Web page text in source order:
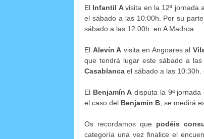
El Infantil Avisita en la 12ª jornada
el sábado a las 10:00h. Por su
sábado a las 12:00h. en A Madroa.
El Alevín A visita en Angoares al
que tendrá lugar este sábado a las
Casablanca el sábado a las 10:30h.
El Benjamín A disputa la 9ª
el caso del Benjamín B , se medirá
Os recordamos que podéis
categoría una vez finalice el